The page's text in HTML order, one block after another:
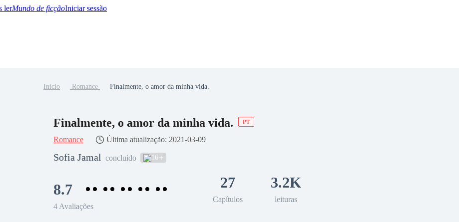
Mundo de ficçãoIniciar sessão
Início Romance Finalmente, o amor da minha vida.
Finalmente, o amor da minha vida. PT
Romance Última atualização: 2021-03-09
Sofia Jamal concluído 16
8.7
4 Avaliações
27
Capítulos
3.2K
leituras